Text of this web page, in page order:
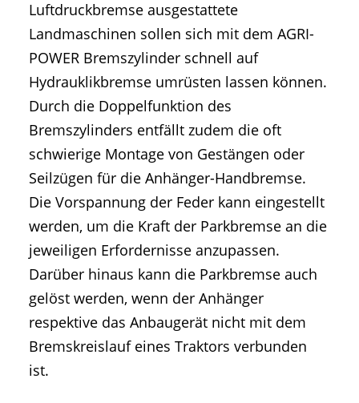
Luftdruckbremse ausgestattete
Landmaschinen sollen sich mit dem AGRI-
POWER Bremszylinder schnell auf
Hydrauklikbremse umrüsten lassen können.
Durch die Doppelfunktion des
Bremszylinders entfällt zudem die oft
schwierige Montage von Gestängen oder
Seilzügen für die Anhänger-Handbremse.
Die Vorspannung der Feder kann eingestellt
werden, um die Kraft der Parkbremse an die
jeweiligen Erfordernisse anzupassen.
Darüber hinaus kann die Parkbremse auch
gelöst werden, wenn der Anhänger
respektive das Anbaugerät nicht mit dem
Bremskreislauf eines Traktors verbunden
ist.